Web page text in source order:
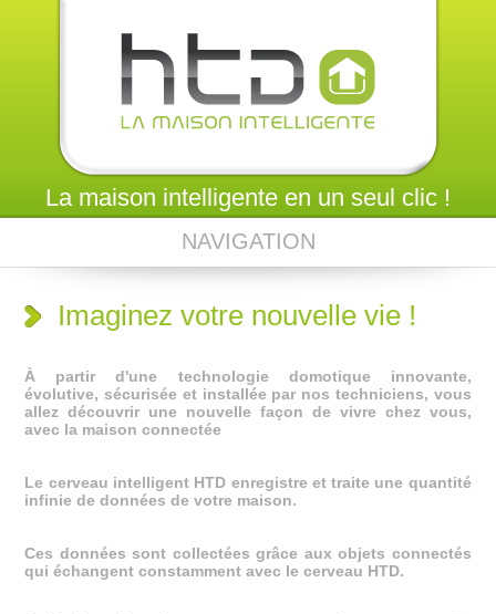
La maison intelligente en un seul clic !
NAVIGATION
Imaginez votre nouvelle vie !
À partir d'une technologie domotique innovante,
évolutive, sécurisée et installée par nos techniciens, vous
allez découvrir une nouvelle façon de vivre chez vous,
avec la maison connectée
Le cerveau intelligent HTD enregistre et traite une quantité
infinie de données de votre maison.
Ces données sont collectées grâce aux objets connectés
qui échangent constamment avec le cerveau HTD.